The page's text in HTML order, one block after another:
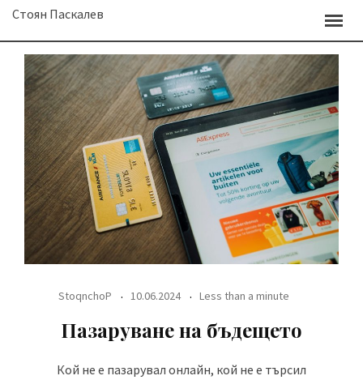
Skip
content
Стоян Паскалев
StoqnchoP 10.06.2024 Less than a minute
Пазаруване на бъдещето
Кой не е пазарувал онлайн, кой не е търсил